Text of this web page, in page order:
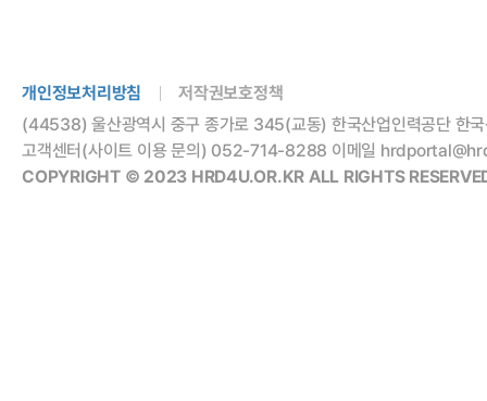
개인정보처리방침
저작권보호정책
(44538) 울산광역시 중구 종가로 345(교동) 한국산업인력공단 한
고객센터(사이트 이용 문의) 052-714-8288 이메일
COPYRIGHT © 2023 HRD4U.OR.KR ALL RIGHTS